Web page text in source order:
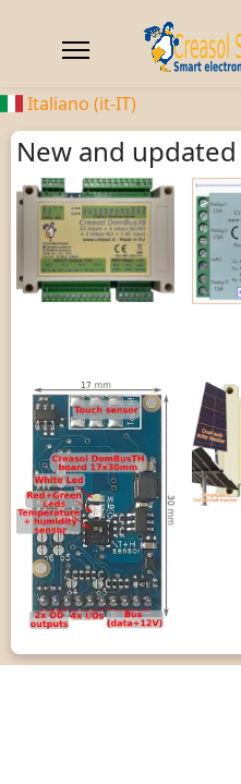
Italiano (it-IT)
New and